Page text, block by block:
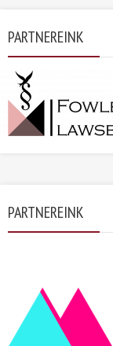
PARTNEREINK
PARTNEREINK